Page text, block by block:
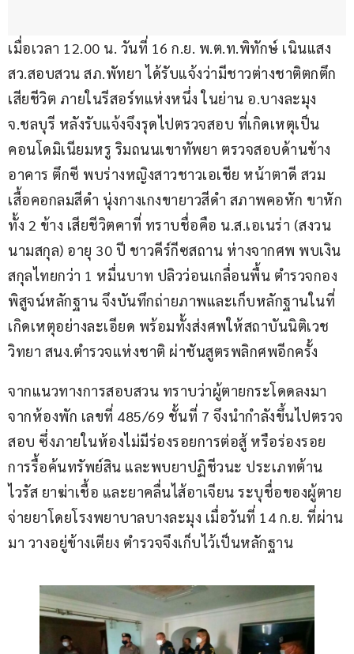
เมื่อเวลา 12.00 น. วันที่ 16 ก.ย. พ.ต.ท.พิทักษ์ เนินแสง
สว.สอบสวน สภ.พัทยา ได้รับแจ้งว่ามีชาวต่างชาติตกตึก
เสียชีวิต ภายในรีสอร์ทแห่งหนึ่ง ในย่าน อ.บางละมุง
จ.ชลบุรี หลังรับแจ้งจึงรุดไปตรวจสอบ ที่เกิดเหตุเป็น
คอนโดมิเนียมหรู ริมถนนเขาทัพยา ตรวจสอบด้านข้าง
อาคาร ตึกซี พบร่างหญิงสาวชาวเอเชีย หน้าตาดี สวม
เสื้อคอกลมสีดำ นุ่งกางเกงขายาวสีดำ สภาพคอหัก ขาหัก
ทั้ง 2 ข้าง เสียชีวิตคาที่ ทราบชื่อคือ น.ส.เอเนร่า (สงวน
นามสกุล) อายุ 30 ปี ชาวคีร์กีซสถาน ห่างจากศพ พบเงิน
สกุลไทยกว่า 1 หมื่นบาท ปลิวว่อนเกลื่อนพื้น ตำรวจกอง
พิสูจน์หลักฐาน จึงบันทึกถ่ายภาพและเก็บหลักฐานในที่
เกิดเหตุอย่างละเอียด พร้อมทั้งส่งศพให้สถาบันนิติเวช
วิทยา สนง.ตำรวจแห่งชาติ ผ่าชันสูตรพลิกศพอีกครั้ง
จากแนวทางการสอบสวน ทราบว่าผู้ตายกระโดดลงมา
จากห้องพัก เลขที่ 485/69 ชั้นที่ 7 จึงนำกำลังขึ้นไปตรวจ
สอบ ซึ่งภายในห้องไม่มีร่องรอยการต่อสู้ หรือร่องรอย
การรื้อค้นทรัพย์สิน และพบยาปฏิชีวนะ ประเภทต้าน
ไวรัส ยาฆ่าเชื้อ และยาคลื่นไส้อาเจียน ระบุชื่อของผู้ตาย
จ่ายยาโดยโรงพยาบาลบางละมุง เมื่อวันที่ 14 ก.ย. ที่ผ่าน
มา วางอยู่ข้างเตียง ตำรวจจึงเก็บไว้เป็นหลักฐาน